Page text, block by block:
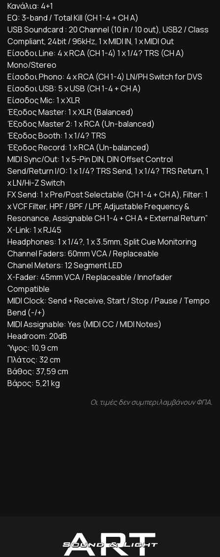
Κανάλια: 4+1
EQ: 3-band / Total Kill (CH 1-4 + CH A)
USB Soundcard : 20 Channel (10 in / 10 out), USB2 / Class
Compliant, 24bit / 96kHz, 1 x MIDI IN, 1 x MIDI Out
Είσοδοι Line: 4 x RCA (CH 1-4) 1 x 1/4? TRS (CH A)
Mono/Stereo
Είσοδοι Phono: 4 x RCA (CH 1-4) LN/PH Switch for DVS
Είσοδοι USB: 5 x USB (CH 1-4 + CH A)
Είσοδος Mic: 1 x XLR
Έξοδος Master: 1 x XLR (Balanced)
Έξοδος Master 2: 1 x RCA (Un-balanced)
Έξοδος Booth: 1 x 1/4? TRS
Έξοδος Record: 1 x RCA (Un-balanced)
MIDI Sync/Out: 1 x 5-Pin DIN, DIN Offset Control
Send/Return I/O: 1 x 1/4? TRS Send, 1 x 1/4? TRS Return, 1
x LN/Hi-Z Switch
FX Send: 1 x Pre/Post Selectable (CH 1-4 + CH A), Filter: 1
x VCF Filter, HPF / BPF / LPF, Adjustable Frequency &
Resonance, Assignable CH 1-4 + CH A + External Return”
X-Link: 1 x RJ45
Headphones: 1 x 1/4?, 1 x 3.5mm, Split Cue Monitoring
Channel Faders: 60mm VCA / Replaceable
Chanel Meters: 12 Segment LED
X-Fader: 45mm VCA / Replaceable / Innofader
Compatible
MIDI Clock: Send + Receive, Start / Stop / Pause / Tempo
Bend (-/+)
MIDI Assignable: Yes (MIDI CC / MIDI Notes)
Headroom: 20dB
Ύψος: 10,9 cm
Πλάτος: 32 cm
Βάθος: 37,59 cm
Βάρος: 5,21 kg
Οι τιμές δεν συμπεριλαμβάνουν ΦΠΑ.